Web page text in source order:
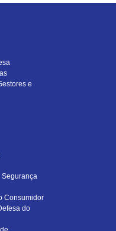
e
Segurança
Consumidor
do